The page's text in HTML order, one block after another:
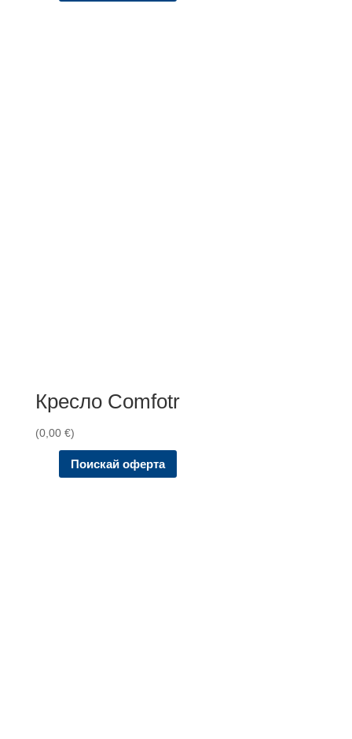
Кресло Comfotr
(0,00 €)
Поискай оферта